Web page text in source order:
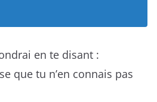
en te disant :
que tu n’en connais pas